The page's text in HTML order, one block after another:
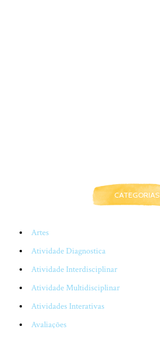
CATEGORIAS
Artes
Atividade Diagnostica
Atividade Interdisciplinar
Atividade Multidisciplinar
Atividades Interativas
Avaliações